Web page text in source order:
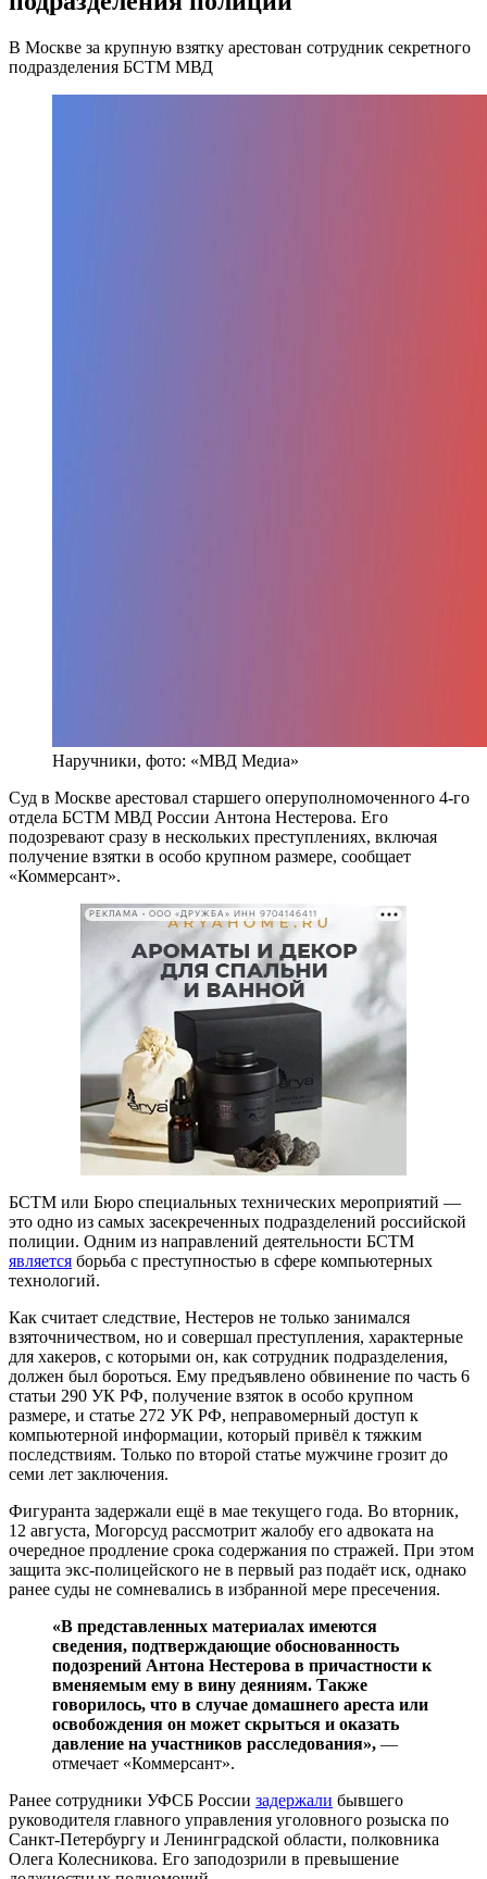
В Москве за крупную взятку арестован сотрудник секретного
подразделения БСТМ МВД
Наручники, фото: «МВД Медиа»
Суд в Москве арестовал старшего оперуполномоченного 4-го
отдела БСТМ МВД России Антона Нестерова. Его
подозревают сразу в нескольких преступлениях, включая
получение взятки в особо крупном размере, сообщает
«Коммерсант».
РЕКЛАМА • ООО «ДРУЖБА» ИНН 9704146411
БСТМ или Бюро специальных технических мероприятий —
это одно из самых засекреченных подразделений российской
полиции. Одним из направлений деятельности БСТМ
является борьба с преступностью в сфере компьютерных
технологий.
Как считает следствие, Нестеров не только занимался
взяточничеством, но и совершал преступления, характерные
для хакеров, с которыми он, как сотрудник подразделения,
должен был бороться. Ему предъявлено обвинение по часть 6
статьи 290 УК РФ, получение взяток в особо крупном
размере, и статье 272 УК РФ, неправомерный доступ к
компьютерной информации, который привёл к тяжким
последствиям. Только по второй статье мужчине грозит до
семи лет заключения.
Фигуранта задержали ещё в мае текущего года. Во вторник,
12 августа, Могорсуд рассмотрит жалобу его адвоката на
очередное продление срока содержания по стражей. При этом
защита экс-полицейского не в первый раз подаёт иск, однако
ранее суды не сомневались в избранной мере пресечения.
«В представленных материалах имеются
сведения, подтверждающие обоснованность
подозрений Антона Нестерова в причастности к
вменяемым ему в вину деяниям. Также
говорилось, что в случае домашнего ареста или
освобождения он может скрыться и оказать
давление на участников расследования», —
отмечает «Коммерсант».
Ранее сотрудники УФСБ России задержали бывшего
руководителя главного управления уголовного розыска по
Санкт-Петербургу и Ленинградской области, полковника
Олега Колесникова. Его заподозрили в превышение